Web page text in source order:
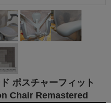
ポスチャーフィット
Chair Remastered